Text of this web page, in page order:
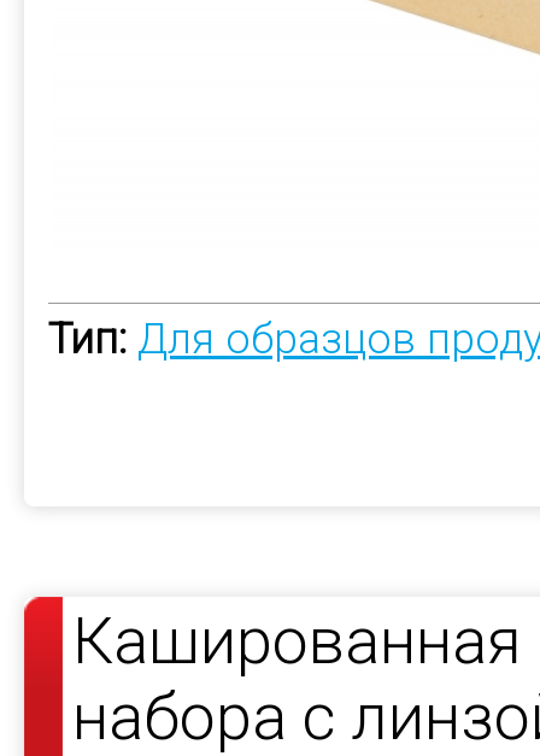
Тип: Для образцов
Кашированная
набора с